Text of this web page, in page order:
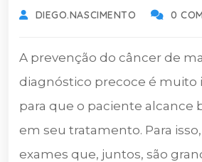
DIEGO.NASCIMENTO 0
A prevenção do câncer de
diagnóstico precoce é
para que o paciente alcance
em seu tratamento. Para
exames que, juntos, são